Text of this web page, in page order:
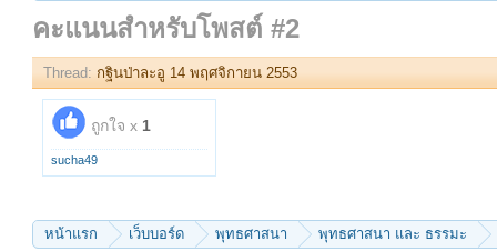
คะแนนสำหรับโพสต์ #2
Thread: กฐินป่าละอู 14 พฤศจิกายน 2553
ถูกใจ x 1
sucha49
หน้าแรก เว็บบอร์ด พุทธศาสนา พุทธศาสนา และ ธรรมะ